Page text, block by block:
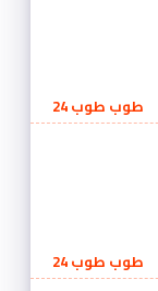
طوب طوب 24
طوب طوب 24